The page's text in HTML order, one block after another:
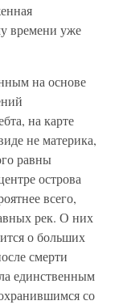
времени уже
на основе
на карте
не материка,
равны
острова
всего,
рек. О них
о больших
смерти
единственным
со